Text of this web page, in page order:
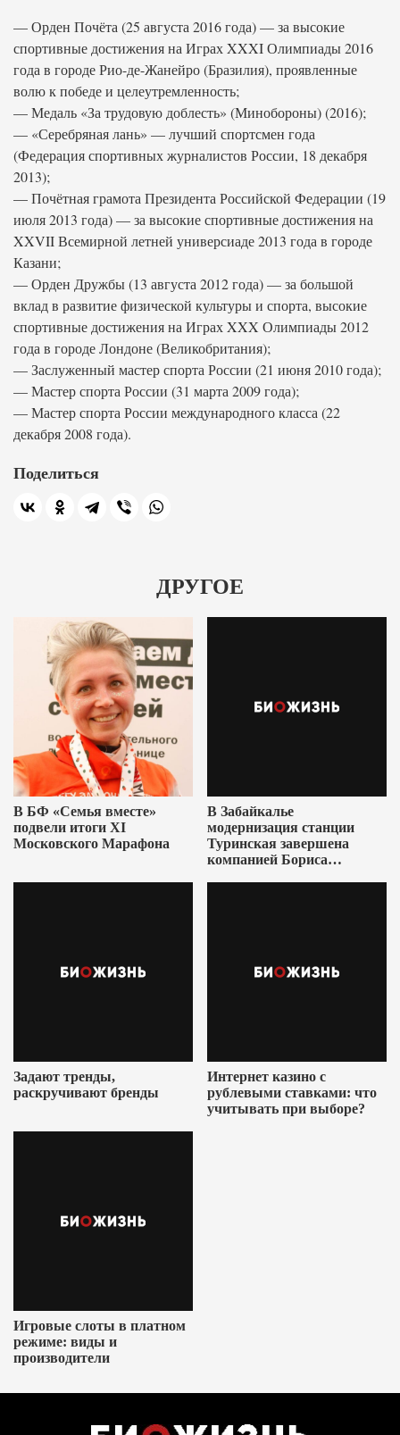
— Орден Почёта (25 августа 2016 года) — за высокие
спортивные достижения на Играх XXXI Олимпиады 2016
года в городе Рио-де-Жанейро (Бразилия), проявленные
волю к победе и целеутремленность;
— Медаль «За трудовую доблесть» (Минобороны) (2016);
— «Серебряная лань» — лучший спортсмен года
(Федерация спортивных журналистов России, 18 декабря
2013);
— Почётная грамота Президента Российской Федерации (19
июля 2013 года) — за высокие спортивные достижения на
XXVII Всемирной летней универсиаде 2013 года в городе
Казани;
— Орден Дружбы (13 августа 2012 года) — за большой
вклад в развитие физической культуры и спорта, высокие
спортивные достижения на Играх XXX Олимпиады 2012
года в городе Лондоне (Великобритания);
— Заслуженный мастер спорта России (21 июня 2010 года);
— Мастер спорта России (31 марта 2009 года);
— Мастер спорта России международного класса (22
декабря 2008 года).
Поделиться
ДРУГОЕ
В БФ «Семья вместе»
подвели итоги XI
Московского Марафона
В Забайкалье
модернизация станции
Туринская завершена
компанией Бориса
Задают тренды,
раскручивают бренды
Интернет казино с
рублевыми ставками: что
учитывать при выборе?
Игровые слоты в платном
режиме: виды и
производители